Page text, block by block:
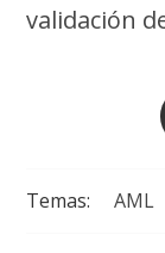
validación
Temas: AML